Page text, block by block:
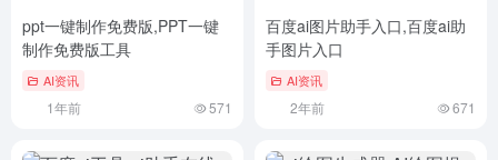
ppt一键制作免费版,PPT一键
制作免费版工具
AI资讯
1年前 571
百度ai图片助手入口,百度ai助
手图片入口
AI资讯
2年前 671